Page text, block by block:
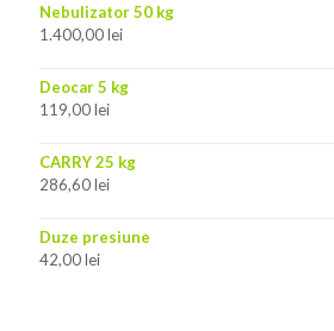
Nebulizator 50 kg
1.400,00lei
Deocar 5 kg
119,00lei
CARRY 25 kg
286,60lei
Duze presiune
42,00lei